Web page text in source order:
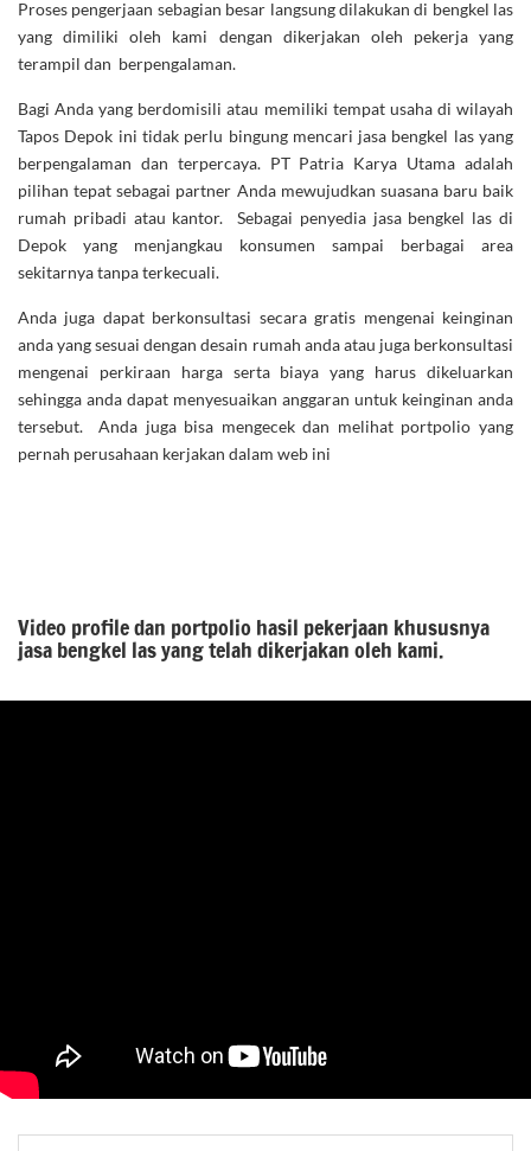
Proses pengerjaan sebagian besar langsung dilakukan di bengkel las
yang dimiliki oleh kami dengan dikerjakan oleh pekerja yang
terampil dan berpengalaman.
Bagi Anda yang berdomisili atau memiliki tempat usaha di wilayah
Tapos Depok ini tidak perlu bingung mencari jasa bengkel las yang
berpengalaman dan terpercaya. PT Patria Karya Utama adalah
pilihan tepat sebagai partner Anda mewujudkan suasana baru baik
rumah pribadi atau kantor. Sebagai penyedia jasa bengkel las di
Depok yang menjangkau konsumen sampai berbagai area
sekitarnya tanpa terkecuali.
Anda juga dapat berkonsultasi secara gratis mengenai keinginan
anda yang sesuai dengan desain rumah anda atau juga berkonsultasi
mengenai perkiraan harga serta biaya yang harus dikeluarkan
sehingga anda dapat menyesuaikan anggaran untuk keinginan anda
tersebut. Anda juga bisa mengecek dan melihat portpolio yang
pernah perusahaan kerjakan dalam web ini
Video profile dan portpolio hasil pekerjaan khususnya
jasa bengkel las yang telah dikerjakan oleh kami.